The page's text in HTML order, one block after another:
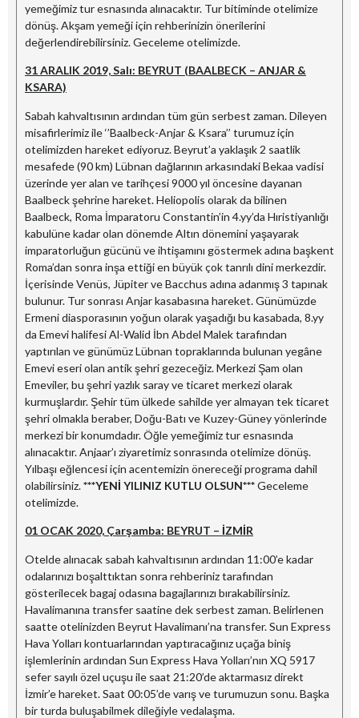
yemeğimiz tur esnasında alınacaktır. Tur bitiminde otelimize
dönüş. Akşam yemeği için rehberinizin önerilerini
değerlendirebilirsiniz. Geceleme otelimizde.
31 ARALIK 2019, Salı: BEYRUT (BAALBECK – ANJAR &
KSARA)
Sabah kahvaltısının ardından tüm gün serbest zaman. Dileyen
misafirlerimiz ile ‘’Baalbeck-Anjar & Ksara’’ turumuz için
otelimizden hareket ediyoruz. Beyrut’a yaklaşık 2 saatlik
mesafede (90 km) Lübnan dağlarının arkasındaki Bekaa vadisi
üzerinde yer alan ve tarihçesi 9000 yıl öncesine dayanan
Baalbeck şehrine hareket. Heliopolis olarak da bilinen
Baalbeck, Roma İmparatoru Constantin’in 4.yy’da Hıristiyanlığı
kabulüne kadar olan dönemde Altın dönemini yaşayarak
imparatorluğun gücünü ve ihtişamını göstermek adına başkent
Roma’dan sonra inşa ettiği en büyük çok tanrılı dini merkezdir.
İçerisinde Venüs, Jüpiter ve Bacchus adına adanmış 3 tapınak
bulunur. Tur sonrası Anjar kasabasına hareket. Günümüzde
Ermeni diasporasının yoğun olarak yaşadığı bu kasabada, 8.yy
da Emevi halifesi Al-Walid İbn Abdel Malek tarafından
yaptırılan ve günümüz Lübnan topraklarında bulunan yegâne
Emevi eseri olan antik şehri gezeceğiz. Merkezi Şam olan
Emeviler, bu şehri yazlık saray ve ticaret merkezi olarak
kurmuşlardır. Şehir tüm ülkede sahilde yer almayan tek ticaret
şehri olmakla beraber, Doğu-Batı ve Kuzey-Güney yönlerinde
merkezi bir konumdadır. Öğle yemeğimiz tur esnasında
alınacaktır. Anjaar’ı ziyaretimiz sonrasında otelimize dönüş.
Yılbaşı eğlencesi için acentemizin önereceği programa dahil
olabilirsiniz.***YENİ YILINIZ KUTLU OLSUN***Geceleme
otelimizde.
01 OCAK 2020, Çarşamba: BEYRUT – İZMİR
Otelde alınacak sabah kahvaltısının ardından 11:00’e kadar
odalarınızı boşalttıktan sonra rehberiniz tarafından
gösterilecek bagaj odasına bagajlarınızı bırakabilirsiniz.
Havalimanına transfer saatine dek serbest zaman. Belirlenen
saatte otelinizden Beyrut Havalimanı’na transfer. Sun Express
Hava Yolları kontuarlarından yaptıracağınız uçağa biniş
işlemlerinin ardından Sun Express Hava Yolları’nın XQ 5917
sefer sayılı özel uçuşu ile saat 21:20’de aktarmasız direkt
İzmir’e hareket. Saat 00:05’de varış ve turumuzun sonu. Başka
bir turda buluşabilmek dileğiyle vedalaşma.